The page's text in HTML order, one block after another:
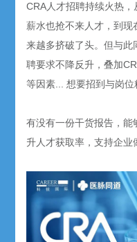
CRA人才招聘持续火热，
薪水也抢不来人才，到现
来越多挤破了头。但与此
聘要求不降反升，叠加
等因素... 想要招到与岗位
有没有一份干货报告，能
升人才获取率，支持企业